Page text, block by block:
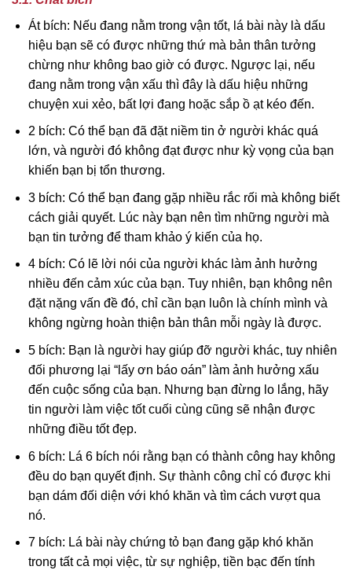
Át bích: Nếu đang nằm trong vận tốt, lá bài này là dấu
hiệu bạn sẽ có được những thứ mà bản thân tưởng
chừng như không bao giờ có được. Ngược lại, nếu
đang nằm trong vận xấu thì đây là dấu hiệu những
chuyện xui xẻo, bất lợi đang hoặc sắp ồ ạt kéo đến.
2 bích: Có thể bạn đã đặt niềm tin ở người khác quá
lớn, và người đó không đạt được như kỳ vọng của bạn
khiến bạn bị tổn thương.
3 bích: Có thể bạn đang gặp nhiều rắc rối mà không biết
cách giải quyết. Lúc này bạn nên tìm những người mà
bạn tin tưởng để tham khảo ý kiến của họ.
4 bích: Có lẽ lời nói của người khác làm ảnh hưởng
nhiều đến cảm xúc của bạn. Tuy nhiên, bạn không nên
đặt nặng vấn đề đó, chỉ cần bạn luôn là chính mình và
không ngừng hoàn thiện bản thân mỗi ngày là được.
5 bích: Bạn là người hay giúp đỡ người khác, tuy nhiên
đối phương lại “lấy ơn báo oán” làm ảnh hưởng xấu
đến cuộc sống của bạn. Nhưng bạn đừng lo lắng, hãy
tin người làm việc tốt cuối cùng cũng sẽ nhận được
những điều tốt đẹp.
6 bích: Lá 6 bích nói rằng bạn có thành công hay không
đều do bạn quyết định. Sự thành công chỉ có được khi
bạn dám đối diện với khó khăn và tìm cách vượt qua
nó.
7 bích: Lá bài này chứng tỏ bạn đang gặp khó khăn
trong tất cả mọi việc, từ sự nghiệp, tiền bạc đến tính